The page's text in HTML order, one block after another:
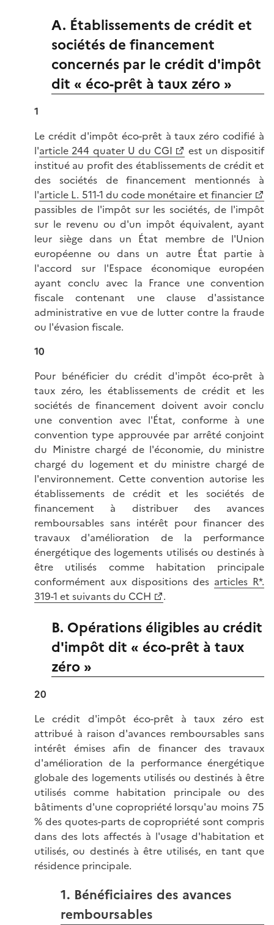
A. Établissements de crédit et
sociétés de financement
concernés par le crédit d'impôt
dit « éco-prêt à taux zéro »
1
Le crédit d'impôt éco-prêt à taux zéro codifié à
l'article 244 quater U du CGI
est un dispositif
institué au profit des établissements de crédit et
des sociétés de financement mentionnés à
l'article L. 511-1 du code monétaire et financier
passibles de l'impôt sur les sociétés, de l'impôt
sur le revenu ou d'un impôt équivalent, ayant
leur siège dans un État membre de l'Union
européenne ou dans un autre État partie à
l'accord sur l'Espace économique européen
ayant conclu avec la France une convention
fiscale contenant une clause d'assistance
administrative en vue de lutter contre la fraude
ou l'évasion fiscale.
10
Pour bénéficier du crédit d'impôt éco-prêt à
taux zéro, les établissements de crédit et les
sociétés de financement doivent avoir conclu
une convention avec l'État, conforme à une
convention type approuvée par arrêté conjoint
du Ministre chargé de l'économie, du ministre
chargé du logement et du ministre chargé de
l'environnement. Cette convention autorise les
établissements de crédit et les sociétés de
financement à distribuer des avances
remboursables sans intérêt pour financer des
travaux d'amélioration de la performance
énergétique des logements utilisés ou destinés à
être utilisés comme habitation principale
conformément aux dispositions des articles R*.
319-1 et suivants du CCH
.
B. Opérations éligibles au crédit
d'impôt dit « éco-prêt à taux
zéro »
20
Le crédit d'impôt éco-prêt à taux zéro est
attribué à raison d'avances remboursables sans
intérêt émises afin de financer des travaux
d'amélioration de la performance énergétique
globale des logements utilisés ou destinés à être
utilisés comme habitation principale ou des
bâtiments d'une copropriété lorsqu'au moins 75
% des quotes-parts de copropriété sont compris
dans des lots affectés à l'usage d'habitation et
utilisés, ou destinés à être utilisés, en tant que
résidence principale.
1. Bénéficiaires des avances
remboursables